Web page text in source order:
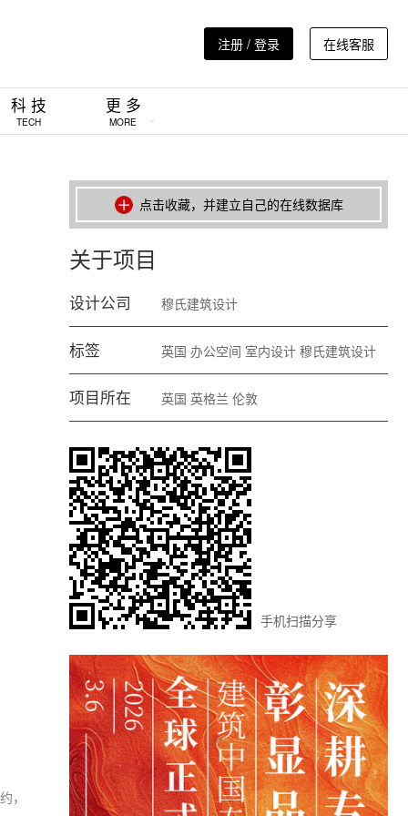
注册 / 登录 在线客服
科 技
TECH
更 多
MORE
，
点击收藏，并建立自己的在线数据库
关于项目
设计公司 穆氏建筑设计
标签 英国 办公空间 室内设计 穆氏建筑设计
项目所在 英国 英格兰 伦敦
手机扫描分享